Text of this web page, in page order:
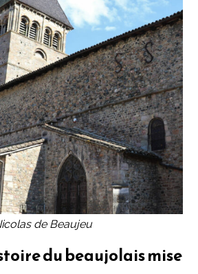
de Beaujeu
du beaujolais mise